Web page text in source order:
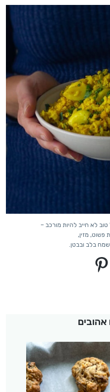
לא חייב להיות מורכב –
פשוט, מזין,
בלב ובבטן.
Pinterest
אהובים